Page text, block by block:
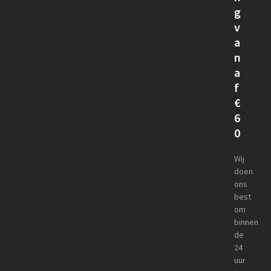
g
v
a
n
a
f
€
6
0
Wij
doen
ons
best
om
binnen
de
24
uur